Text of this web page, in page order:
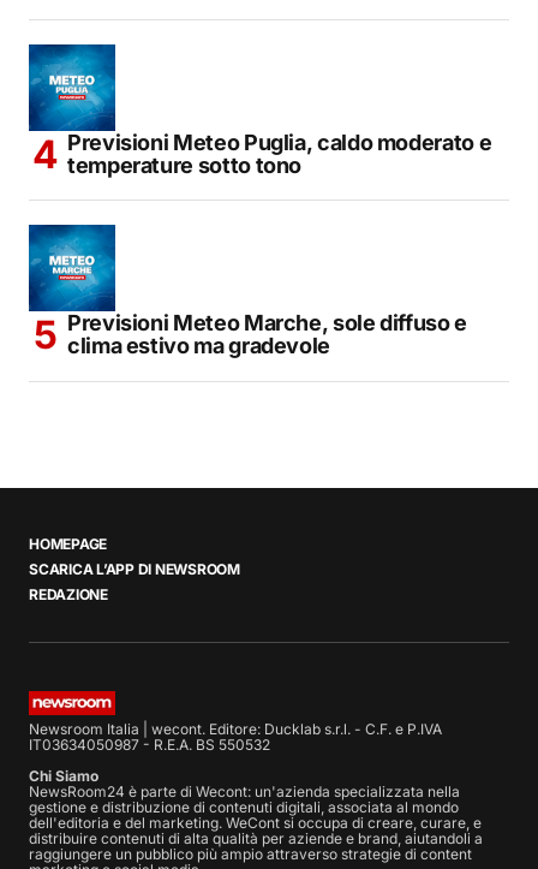
Previsioni Meteo Puglia, caldo moderato e
temperature sotto tono
Previsioni Meteo Marche, sole diffuso e
clima estivo ma gradevole
HOMEPAGE
SCARICA L’APP DI NEWSROOM
REDAZIONE
Newsroom Italia | wecont. Editore: Ducklab s.r.l. - C.F. e P.IVA
IT03634050987 - R.E.A. BS 550532
Chi Siamo
NewsRoom24 è parte di Wecont: un'azienda specializzata nella
gestione e distribuzione di contenuti digitali, associata al mondo
dell'editoria e del marketing. WeCont si occupa di creare, curare, e
distribuire contenuti di alta qualità per aziende e brand, aiutandoli a
raggiungere un pubblico più ampio attraverso strategie di content